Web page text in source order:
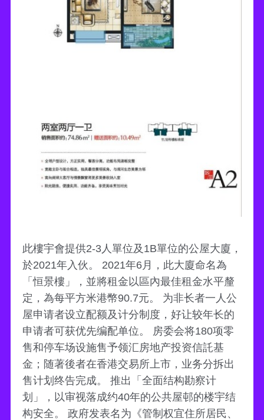
此樓宇會提供2-3人單位及1B單位的公屋大廈，
於2021年入伙。 2021年6月，此大廈命名為
「恒景樓」，並將租金以區內最佳租金水平釐
定，為每平方米港幣90.7元。 为非长者一人公
屋申请者设立配额及计分制度，好让较年长的
申请者可获优先编配单位。 房委会将180项零
售和停车场设施售予领汇房地产投资信託基
金；随著後者在香港交易所上市，业务分拆出
售计划终告完成。 推出「全面结构勘察计
划」，以审视落成约40年的公共屋邨的楼宇结
构安全。 政府发表名为《管制权宜住所居民、